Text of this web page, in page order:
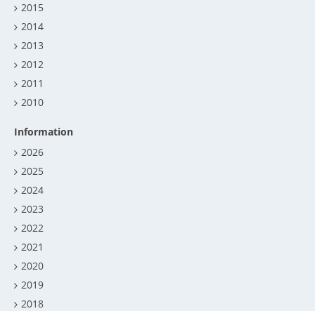
2015
2014
2013
2012
2011
2010
Information
2026
2025
2024
2023
2022
2021
2020
2019
2018